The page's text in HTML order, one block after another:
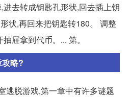
去转成钥匙孔形状,回去插上钥
状,再回来把钥匙转180。 调整
屉拿到代币。... 第。
略?
逃脱游戏,第一章中有许多谜题